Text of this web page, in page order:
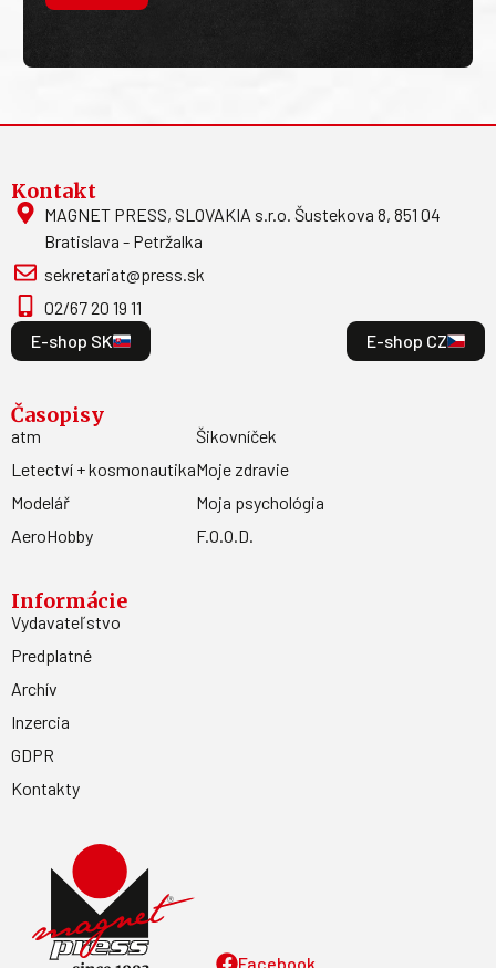
Facebook
Kontakt
MAGNET PRESS, SLOVAKIA s.r.o. Šustekova 8, 851 04
Bratislava - Petržalka
sekretariat@press.sk
02/67 20 19 11
E-shop SK
E-shop CZ
Časopisy
atm
Letectví + kosmonautika
Modelář
AeroHobby
Šikovníček
Moje zdravie
Moja psychológia
F.O.O.D.
Informácie
Vydavateľstvo
Predplatné
Archív
Inzercia
GDPR
Kontakty